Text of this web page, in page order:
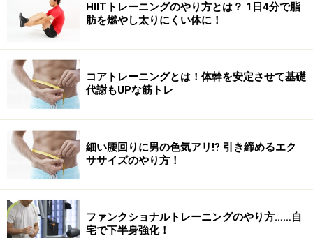
上り階段は腿の後ろ側や臀部の筋肉を鍛え
られる
大きく脚を振り上げ、後ろに蹴る事で腿裏の筋肉（ハムス
トリングス）が使われます。階段昇りではこの動作が自然
に行えます。
通常の歩行では主に腿の前側にある筋肉を使っていま
す。しかし階段昇りでは歩幅は大きくなり、自分を前で
はなく上に持ち上げながら進む運動になるため、後ろに
蹴る動作が強く入ります。
HIITトレーニングのやり方とは？ 1日4分で脂
肪を燃やし太りにくい体に！
コアトレーニングとは！体幹を安定させて基礎
代謝もUPな筋トレ
細い腰回りに男の色気アリ⁉ 引き締めるエク
ササイズのやり方！
ファンクショナルトレーニングのやり方……自
宅で下半身強化！